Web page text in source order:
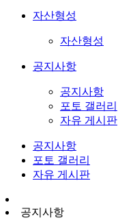
자산형성
자산형성
공지사항
공지사항
포토 갤러리
자유 게시판
공지사항
포토 갤러리
자유 게시판
공지사항